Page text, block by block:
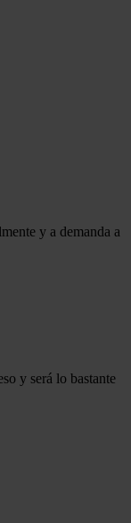
y a demanda a
y será lo bastante